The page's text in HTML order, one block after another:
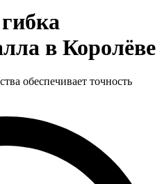
в Королёве
обеспечивает точность